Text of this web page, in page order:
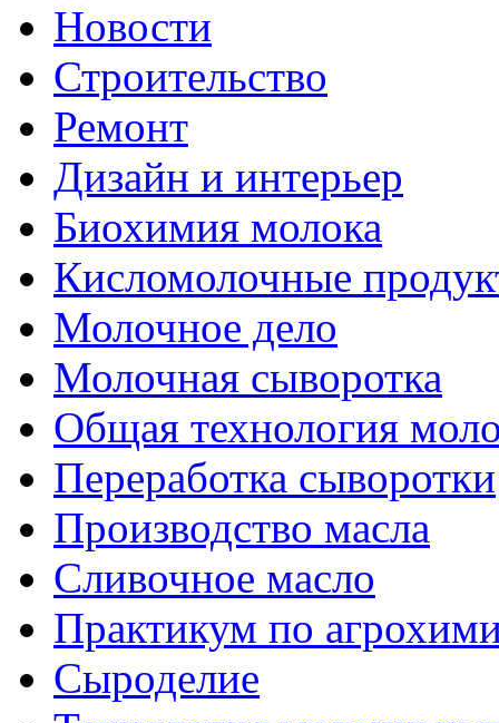
Новости
Строительство
Ремонт
Дизайн и интерьер
Биохимия молока
Кисломолочные
Молочное дело
Молочная сыворотка
Общая технология
Переработка сыворотки
Производство масла
Сливочное масло
Практикум по
Сыроделие